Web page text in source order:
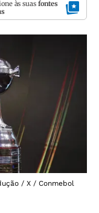
às suas fontes
/ X / Conmebol